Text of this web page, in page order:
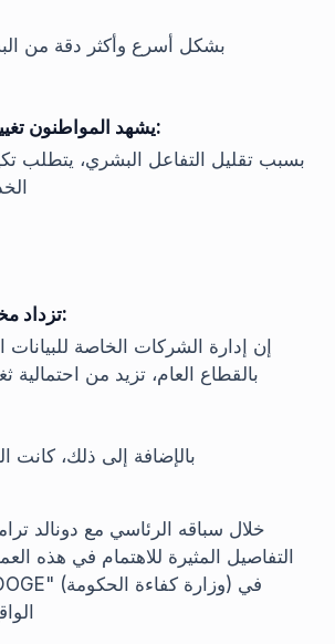
بشكل أسرع وأكثر دقة من
يشهد المواطنون تغييرات في الخدمات:
بسبب تقليل التفاعل البشري، يتطلب
تزداد مخاطر أمان البيانات:
إن إدارة الشركات الخاصة
بالقطاع العام، تزيد من احتمالية
بالإضافة إلى ذلك، كانت
خلال سباقه الرئاسي مع دونالد
التفاصيل المثيرة للاهتمام في هذه